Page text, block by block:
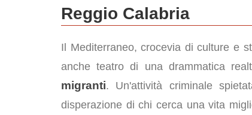
Reggio Calabria
Il Mediterraneo, crocevia di culture e
anche teatro di una drammatica
migranti. Un'attività criminale
disperazione di chi cerca una vita